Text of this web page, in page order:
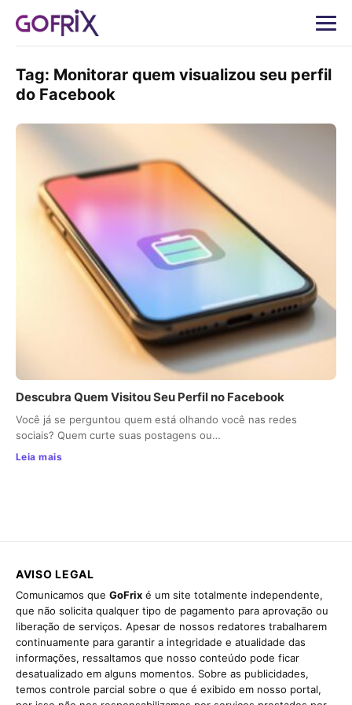
Tag: Monitorar quem visualizou seu perfil
do Facebook
Descubra Quem Visitou Seu Perfil no Facebook
Você já se perguntou quem está olhando você nas redes
sociais? Quem curte suas postagens ou…
Leia mais
AVISO LEGAL
Comunicamos que GoFrix é um site totalmente independente,
que não solicita qualquer tipo de pagamento para aprovação ou
liberação de serviços. Apesar de nossos redatores trabalharem
continuamente para garantir a integridade e atualidade das
informações, ressaltamos que nosso conteúdo pode ficar
desatualizado em alguns momentos. Sobre as publicidades,
temos controle parcial sobre o que é exibido em nosso portal,